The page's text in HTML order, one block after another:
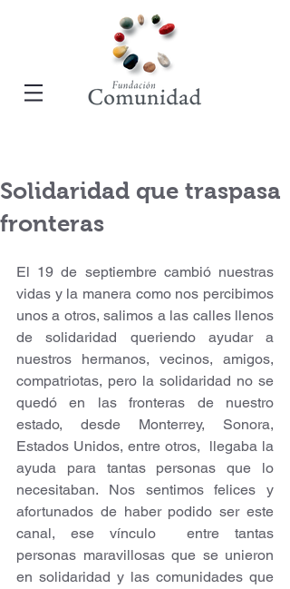
Solidaridad que traspasa
fronteras
El 19 de septiembre cambió nuestras
vidas y la manera como nos percibimos
unos a otros, salimos a las calles llenos
de solidaridad queriendo ayudar a
nuestros hermanos, vecinos, amigos,
compatriotas, pero la solidaridad no se
quedó en las fronteras de nuestro
estado, desde Monterrey, Sonora,
Estados Unidos, entre otros,  llegaba la
ayuda para tantas personas que lo
necesitaban. Nos sentimos felices y
afortunados de haber podido ser este
canal, ese vínculo  entre tantas
personas maravillosas que se unieron
en solidaridad y las comunidades que